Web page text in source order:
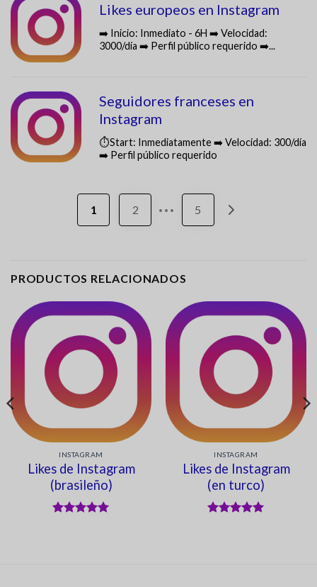
Likes europeos en Instagram
➡️ Inicio: Inmediato - 6H ➡️ Velocidad:
3000/día ➡️ Perfil público requerido ➡️...
Seguidores franceses en
Instagram
⏱️Start: Inmediatamente ➡️ Velocidad: 300/día
➡️ Perfil público requerido
1 2 ... 5
PRODUCTOS RELACIONADOS
INSTAGRAM
Likes de Instagram
(brasileño)
INSTAGRAM
Likes de Instagram
(en turco)